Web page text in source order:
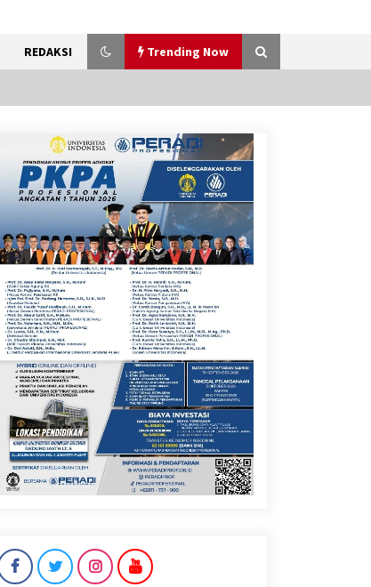
REDAKSI Trending Now
Kemenkum Malut Dorong
Perlindungan Hak Cipta Musik
di Era Digital, Sosialisasikan
Pencatatan Gratis dan
Penguatan Royalti
6 Agustus 2026
Dukung Ekosistem Kendaraan
Listrik, Wapres Dorong Link
and Match Pendidikan–
Industri
5 Agustus 2026
Jokowi Tetap Disambut
Hangat di NTT, Ahmad Ali:
Karya dan Pengabdiannya
Masih Dirasakan Masyarakat